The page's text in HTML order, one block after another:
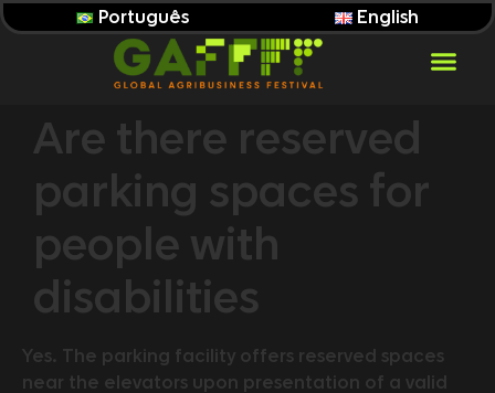
Português English
Are there reserved
parking spaces for
people with
disabilities
Yes. The parking facility offers reserved spaces
near the elevators upon presentation of a valid